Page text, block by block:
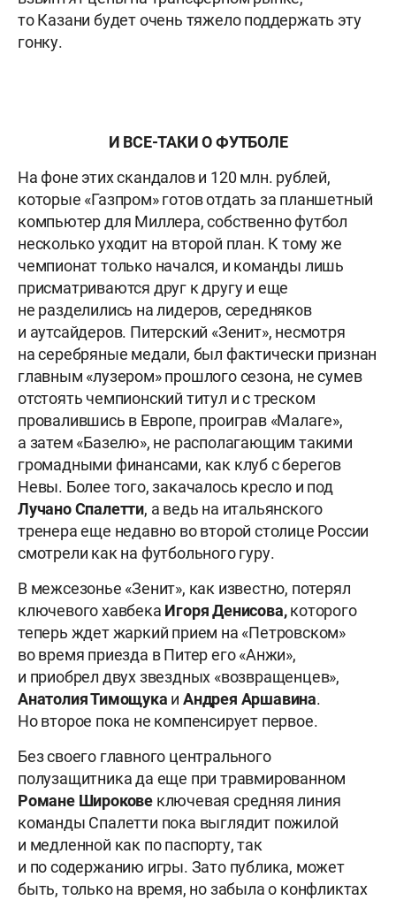
то Казани будет очень тяжело поддержать эту
гонку.
И ВСЕ-ТАКИ О ФУТБОЛЕ
На фоне этих скандалов и 120 млн. рублей,
которые «Газпром» готов отдать за планшетный
компьютер для Миллера, собственно футбол
несколько уходит на второй план. К тому же
чемпионат только начался, и команды лишь
присматриваются друг к другу и еще
не разделились на лидеров, середняков
и аутсайдеров. Питерский «Зенит», несмотря
на серебряные медали, был фактически признан
главным «лузером» прошлого сезона, не сумев
отстоять чемпионский титул и с треском
провалившись в Европе, проиграв «Малаге»,
а затем «Базелю», не располагающим такими
громадными финансами, как клуб с берегов
Невы. Более того, закачалось кресло и под
Лучано Спалетти, а ведь на итальянского
тренера еще недавно во второй столице России
смотрели как на футбольного гуру.
В межсезонье «Зенит», как известно, потерял
ключевого хавбека Игоря Денисова,которого
теперь ждет жаркий прием на «Петровском»
во время приезда в Питер его «Анжи»,
и приобрел двух звездных «возвращенцев»,
Анатолия Тимощука иАндрея Аршавина.
Но второе пока не компенсирует первое.
Без своего главного центрального
полузащитника да еще при травмированном
Романе Широкове ключевая средняя линия
команды Спалетти пока выглядит пожилой
и медленной как по паспорту, так
и по содержанию игры. Зато публика, может
быть, только на время, но забыла о конфликтах